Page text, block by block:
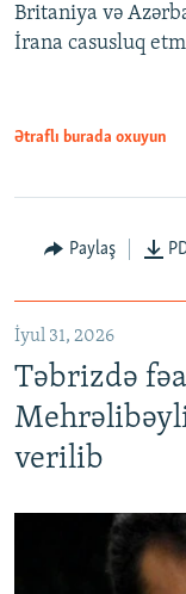
Britaniya və
İrana casusluq
Ətraflı burada oxuyun
Paylaş
İyul 31, 2026
Təbrizdə
verilib